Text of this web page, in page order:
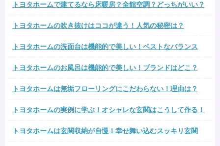
トヨタホームで建てるなら床暖房？全館空調？どっちがいい？
トヨタホームの吹き抜けはココが違う！人気の秘密は？
トヨタホームの洗面台は機能的で美しい！ベストなバランス
トヨタホームのお風呂は機能的で美しい！ブランドはどこ？
トヨタホームは無垢フローリングにこだわらない！理由は？
トヨタホームの実例に学ぶ！オシャレな玄関はこうして作る！
トヨタホームは玄関収納が自慢！幸せ舞い込むスッキリ玄関